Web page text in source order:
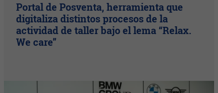
Portal de Posventa, herramienta que
digitaliza distintos procesos de la
actividad de taller bajo el lema “Relax.
We care”